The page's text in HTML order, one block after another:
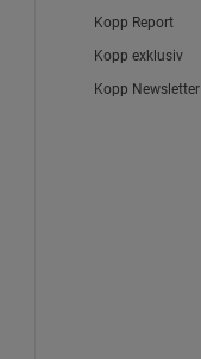
Kopp Report
Kopp exklusiv
Kopp Newsletter